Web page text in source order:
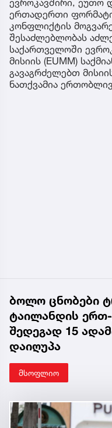
ერთადერთი
კონფლიქტის
შესაძლებლობას
საქართველოში
მისიის (EUMM)
გავაგრძელებთ
ნათქვამია
ბოლო ცნობები
ტაილანდის
შედეგად 15
დაიღუპა
მსოფლიო